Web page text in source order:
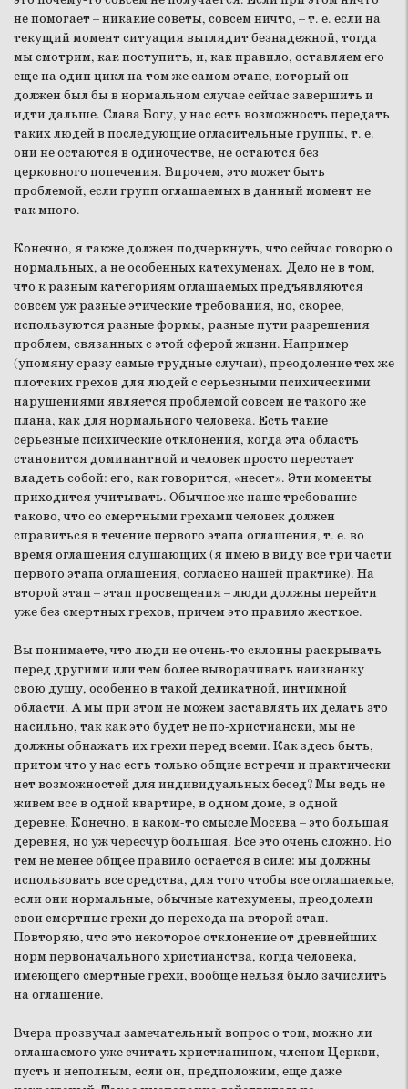
не помогает – никакие советы, совсем ничто, – т. е. если на
текущий момент ситуация выглядит безнадежной, тогда
мы смотрим, как поступить, и, как правило, оставляем его
еще на один цикл на том же самом этапе, который он
должен был бы в нормальном случае сейчас завершить и
идти дальше. Слава Богу, у нас есть возможность передать
таких людей в последующие огласительные группы, т. е.
они не остаются в одиночестве, не остаются без
церковного попечения. Впрочем, это может быть
проблемой, если групп оглашаемых в данный момент не
так много.
Конечно, я также должен подчеркнуть, что сейчас говорю о
нормальных, а не особенных катехуменах. Дело не в том,
что к разным категориям оглашаемых предъявляются
совсем уж разные этические требования, но, скорее,
используются разные формы, разные пути разрешения
проблем, связанных с этой сферой жизни. Например
(упомяну сразу самые трудные случаи), преодоление тех же
плотских грехов для людей с серьезными психическими
нарушениями является проблемой совсем не такого же
плана, как для нормального человека. Есть такие
серьезные психические отклонения, когда эта область
становится доминантной и человек просто перестает
владеть собой: его, как говорится, «несет». Эти моменты
приходится учитывать. Обычное же наше требование
таково, что со смертными грехами человек должен
справиться в течение первого этапа оглашения, т. е. во
время оглашения слушающих (я имею в виду все три части
первого этапа оглашения, согласно нашей практике). На
второй этап – этап просвещения – люди должны перейти
уже без смертных грехов, причем это правило жесткое.
Вы понимаете, что люди не очень-то склонны раскрывать
перед другими или тем более выворачивать наизнанку
свою душу, особенно в такой деликатной, интимной
области. А мы при этом не можем заставлять их делать это
насильно, так как это будет не по-христиански, мы не
должны обнажать их грехи перед всеми. Как здесь быть,
притом что у нас есть только общие встречи и практически
нет возможностей для индивидуальных бесед? Мы ведь не
живем все в одной квартире, в одном доме, в одной
деревне. Конечно, в каком-то смысле Москва – это большая
деревня, но уж чересчур большая. Все это очень сложно. Но
тем не менее общее правило остается в силе: мы должны
использовать все средства, для того чтобы все оглашаемые,
если они нормальные, обычные катехумены, преодолели
свои смертные грехи до перехода на второй этап.
Повторяю, что это некоторое отклонение от древнейших
норм первоначального христианства, когда человека,
имеющего смертные грехи, вообще нельзя было зачислить
на оглашение.
Вчера прозвучал замечательный вопрос о том, можно ли
оглашаемого уже считать христианином, членом Церкви,
пусть и неполным, если он, предположим, еще даже